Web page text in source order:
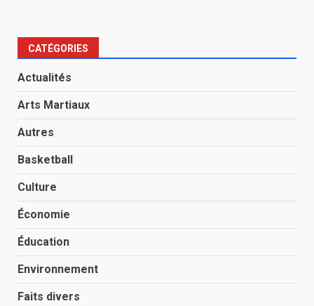
CATÉGORIES
Actualités
Arts Martiaux
Autres
Basketball
Culture
Économie
Éducation
Environnement
Faits divers